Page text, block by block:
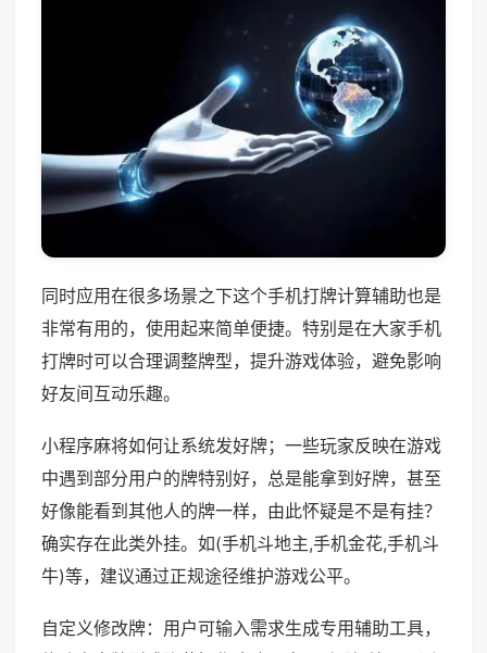
同时应用在很多场景之下这个手机打牌计算辅助也是
非常有用的，使用起来简单便捷。特别是在大家手机
打牌时可以合理调整牌型，提升游戏体验，避免影响
好友间互动乐趣。
小程序麻将如何让系统发好牌；一些玩家反映在游戏
中遇到部分用户的牌特别好，总是能拿到好牌，甚至
好像能看到其他人的牌一样，由此怀疑是不是有挂？
确实存在此类外挂。如(手机斗地主,手机金花,手机斗
牛)等，建议通过正规途径维护游戏公平。
自定义修改牌：用户可输入需求生成专用辅助工具，